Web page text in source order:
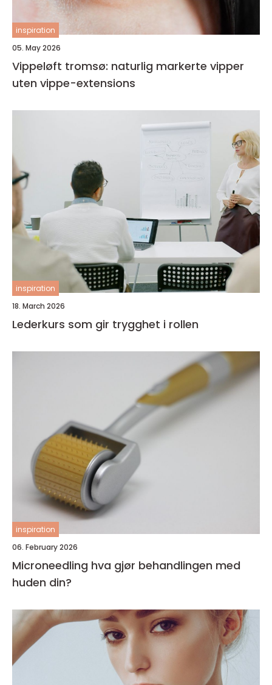
inspiration
05. May 2026
Vippeløft tromsø: naturlig markerte vipper
uten vippe-extensions
inspiration
18. March 2026
Lederkurs som gir trygghet i rollen
inspiration
06. February 2026
Microneedling hva gjør behandlingen med
huden din?